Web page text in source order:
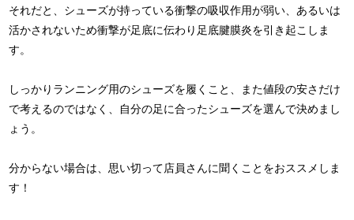
それだと、シューズが持っている衝撃の吸収作用が弱い、あるいは
活かされないため衝撃が足底に伝わり足底腱膜炎を引き起こしま
す。
しっかりランニング用のシューズを履くこと、また値段の安さだけ
で考えるのではなく、自分の足に合ったシューズを選んで決めまし
ょう。
分からない場合は、思い切って店員さんに聞くことをおススメしま
す！